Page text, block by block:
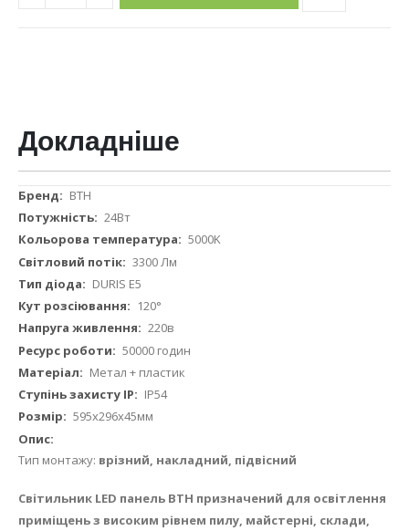
Докладніше
Докладніше
ВТН
24Вт
5000K
3300 Лм
DURIS E5​
120°
220в
50000 годин
Метал + пластик
IP54
595х296х45мм
Тип монтажу: врізний, накладний, підвісний
Світильник LED панель ВТН призначений для освітлення
приміщень з високим рівнем пилу, майстерні, склади,